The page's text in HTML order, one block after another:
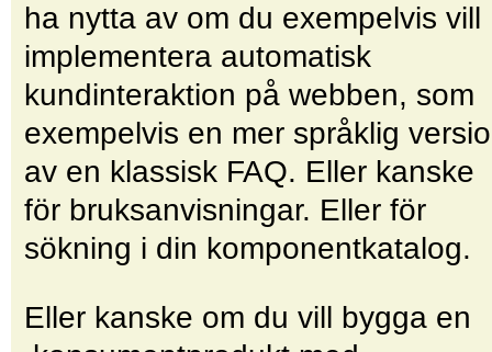
ha nytta av om du exempelvis vill
implementera automatisk
kundinteraktion på webben, som
exempelvis en mer språklig
av en klassisk FAQ. Eller kanske
för bruksanvisningar. Eller för
sökning i din komponentkatalog.
Eller kanske om du vill bygga en